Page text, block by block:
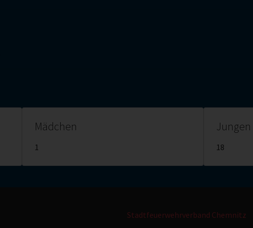
Mädchen
1
Jungen
18
Stadtfeuerwehrverband Chemnitz